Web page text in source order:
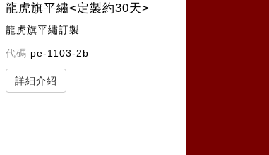
龍虎旗平繡<定製約30天>
龍虎旗平繡訂製
代碼 pe-1103-2b
詳細介紹